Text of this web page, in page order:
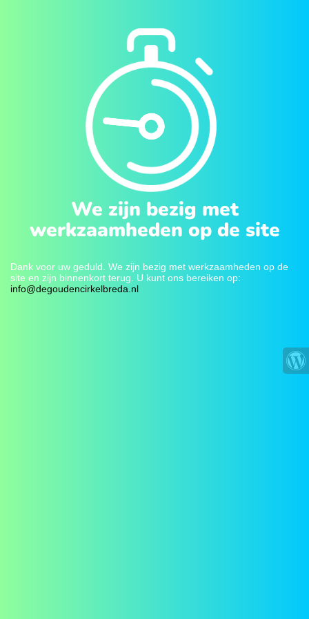
We zijn bezig met
werkzaamheden op de site
Dank voor uw geduld. We zijn bezig met werkzaamheden op de
site en zijn binnenkort terug. U kunt ons bereiken op:
info@degoudencirkelbreda.nl